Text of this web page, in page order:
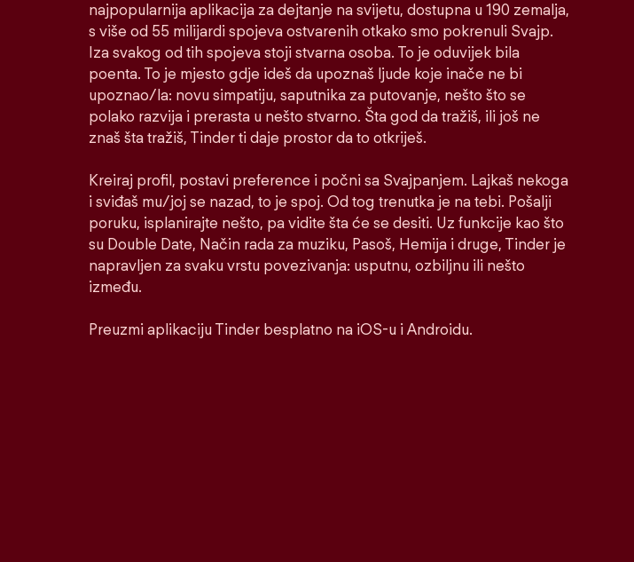
najpopularnija aplikacija za dejtanje na svijetu, dostupna u 190 zemalja,
s više od 55 milijardi spojeva ostvarenih otkako smo pokrenuli Svajp.
Iza svakog od tih spojeva stoji stvarna osoba. To je oduvijek bila
poenta. To je mjesto gdje ideš da upoznaš ljude koje inače ne bi
upoznao/la: novu simpatiju, saputnika za putovanje, nešto što se
polako razvija i prerasta u nešto stvarno. Šta god da tražiš, ili još ne
znaš šta tražiš, Tinder ti daje prostor da to otkriješ.
Kreiraj profil, postavi preference i počni sa Svajpanjem. Lajkaš nekoga
i sviđaš mu/joj se nazad, to je spoj. Od tog trenutka je na tebi. Pošalji
poruku, isplanirajte nešto, pa vidite šta će se desiti. Uz funkcije kao što
su Double Date, Način rada za muziku, Pasoš, Hemija i druge, Tinder je
napravljen za svaku vrstu povezivanja: usputnu, ozbiljnu ili nešto
između.
Preuzmi aplikaciju Tinder besplatno na iOS-u i Androidu.